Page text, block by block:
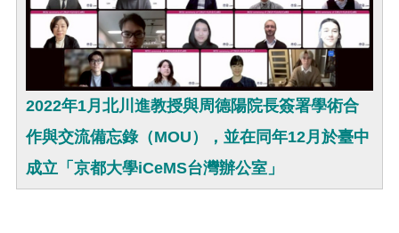
2022年1月北川進教授與周德陽院長簽署學術合
作與交流備忘錄（MOU），並在同年12月於臺中
成立「京都大學iCeMS台灣辦公室」